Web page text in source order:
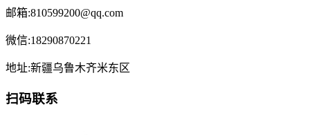
邮箱:810599200@qq.com
微信:18290870221
地址:新疆乌鲁木齐米东区
扫码联系